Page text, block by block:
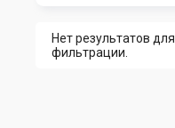
Нет результатов для
фильтрации.